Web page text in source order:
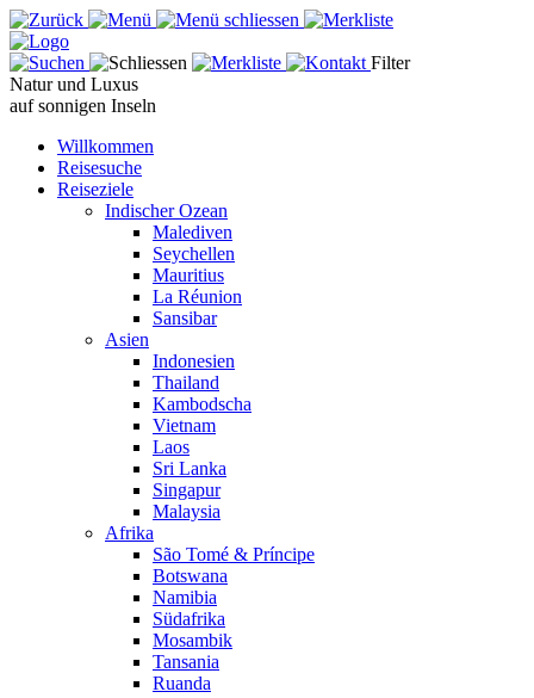
Filter
Natur und Luxus
auf sonnigen Inseln
Willkommen
Reisesuche
Reiseziele
Indischer Ozean
Malediven
Seychellen
Mauritius
La Réunion
Sansibar
Asien
Indonesien
Thailand
Kambodscha
Vietnam
Laos
Sri Lanka
Singapur
Malaysia
Afrika
São Tomé & Príncipe
Botswana
Namibia
Südafrika
Mosambik
Tansania
Ruanda